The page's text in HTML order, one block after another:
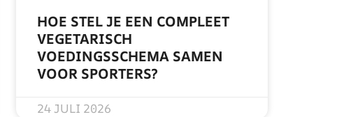
HOE STEL JE EEN COMPLEET
VEGETARISCH
VOEDINGSSCHEMA SAMEN
VOOR SPORTERS?
24 JULI 2026